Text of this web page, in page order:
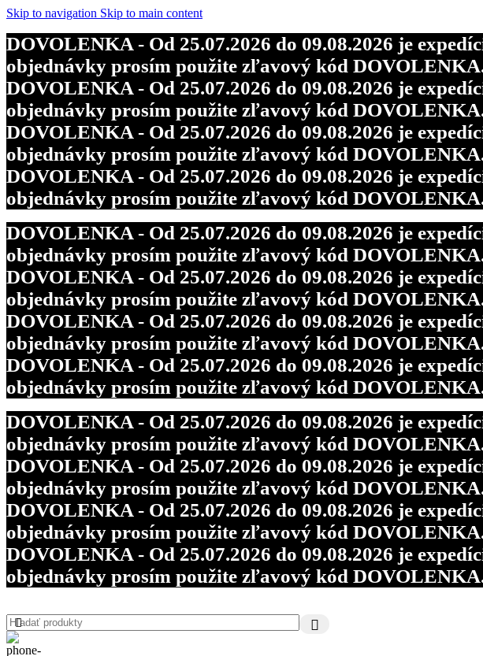
Skip to navigation Skip to main content
DOVOLENKA - Od 25.07.2026 do 09.08.2026 je
objednávky prosím použite zľavový kód
DOVOLENKA - Od 25.07.2026 do 09.08.2026 je
objednávky prosím použite zľavový kód
DOVOLENKA - Od 25.07.2026 do 09.08.2026 je
objednávky prosím použite zľavový kód
DOVOLENKA - Od 25.07.2026 do 09.08.2026 je
objednávky prosím použite zľavový kód
DOVOLENKA - Od 25.07.2026 do 09.08.2026 je
objednávky prosím použite zľavový kód
DOVOLENKA - Od 25.07.2026 do 09.08.2026 je
objednávky prosím použite zľavový kód
DOVOLENKA - Od 25.07.2026 do 09.08.2026 je
objednávky prosím použite zľavový kód
DOVOLENKA - Od 25.07.2026 do 09.08.2026 je
objednávky prosím použite zľavový kód
DOVOLENKA - Od 25.07.2026 do 09.08.2026 je
objednávky prosím použite zľavový kód
DOVOLENKA - Od 25.07.2026 do 09.08.2026 je
objednávky prosím použite zľavový kód
DOVOLENKA - Od 25.07.2026 do 09.08.2026 je
objednávky prosím použite zľavový kód
DOVOLENKA - Od 25.07.2026 do 09.08.2026 je
objednávky prosím použite zľavový kód